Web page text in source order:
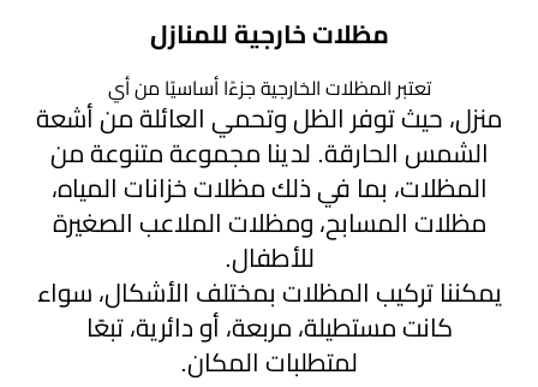
مظلات
مودرن
هناجر
ومستودعات
الجنوب
مظلات خارجية للمنازل
تعتبر المظلات الخارجية جزءًا أساسيًا من أي
منزل، حيث توفر الظل وتحمي العائلة من أشعة
الشمس الحارقة. لدينا مجموعة متنوعة من
المظلات، بما في ذلك مظلات خزانات المياه،
مظلات المسابح، ومظلات الملاعب الصغيرة
للأطفال.
يمكننا تركيب المظلات بمختلف الأشكال، سواء
كانت مستطيلة، مربعة، أو دائرية، تبعًا
لمتطلبات المكان.